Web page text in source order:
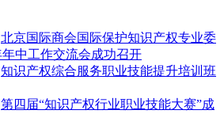
北京国际商会国际保护知识产权专业委
年中工作交流会成功召开
知识产权综合服务职业技能提升培训班
第四届“知识产权行业职业技能大赛”成